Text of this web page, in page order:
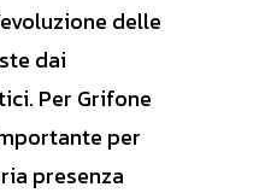
delle
dai
Per Grifone
per
presenza